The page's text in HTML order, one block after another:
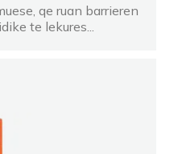
qe ruan barrieren
te lekures...